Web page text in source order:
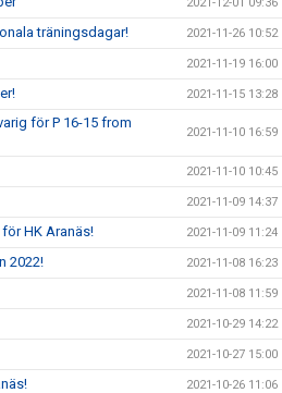
träningsdagar! 2021-11-26 10:52
2021-11-19 16:00
2021-11-15 13:28
för P 16-15 from
2021-11-10 16:59
2021-11-10 10:45
2021-11-09 14:37
HK Aranäs! 2021-11-09 11:24
2022! 2021-11-08 16:23
2021-11-08 11:59
2021-10-29 14:22
2021-10-27 15:00
2021-10-26 11:06